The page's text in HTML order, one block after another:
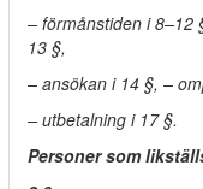
– förmånstiden i 8–12
13 §,
– ansökan i 14 §, –
– utbetalning i 17 §.
Personer som